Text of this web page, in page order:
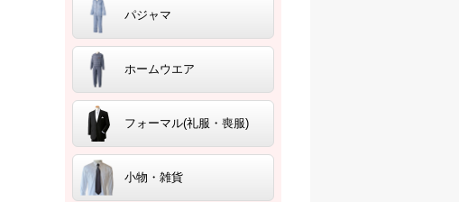
パジャマ
ホームウエア
フォーマル(礼服・喪服)
小物・雑貨